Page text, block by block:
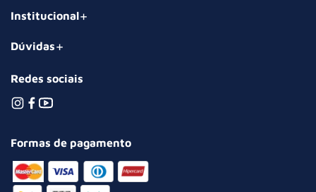
Institucional
Dúvidas
Redes sociais
Formas de pagamento